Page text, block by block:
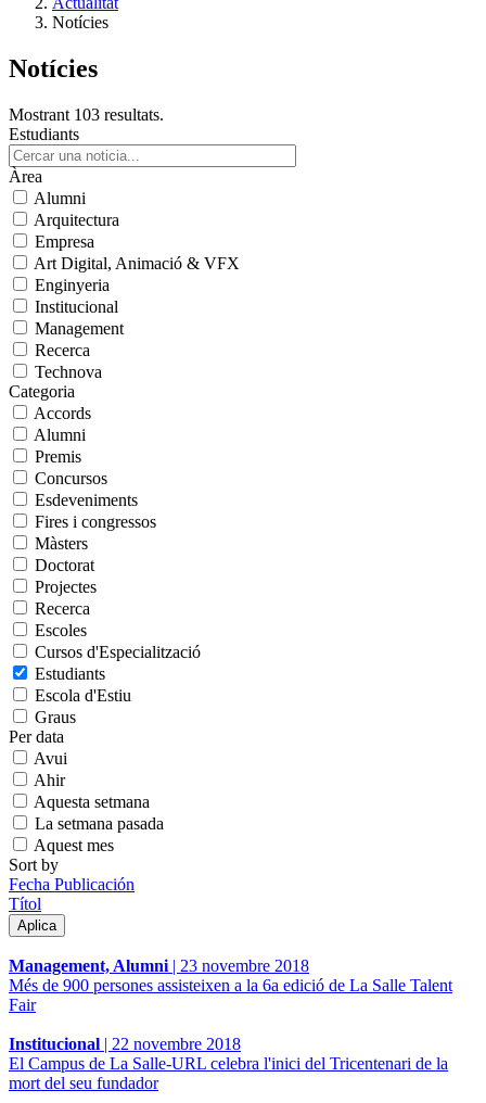
Notícies
Notícies
Mostrant 103 resultats.
Estudiants
Àrea
Alumni
Arquitectura
Empresa
Art Digital, Animació & VFX
Enginyeria
Institucional
Management
Recerca
Technova
Categoria
Accords
Alumni
Premis
Concursos
Esdeveniments
Fires i congressos
Màsters
Doctorat
Projectes
Recerca
Escoles
Cursos d'Especialització
Estudiants
Escola d'Estiu
Graus
Per data
Avui
Ahir
Aquesta setmana
La setmana pasada
Aquest mes
Sort by
Fecha Publicación
Títol
Management, Alumni | 23 novembre 2018
Més de 900 persones assisteixen a la 6a edició de La Salle Talent
Fair
Institucional | 22 novembre 2018
El Campus de La Salle-URL celebra l'inici del Tricentenari de la
mort del seu fundador